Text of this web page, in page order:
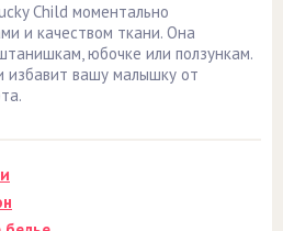
Child моментально
и качеством ткани. Она
юбочке или ползункам.
избавит вашу малышку от